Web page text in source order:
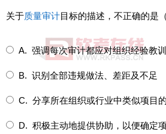
关于质量审计目标的描述，不正确的是（
A. 强调每次审计都应对组织经验教
B. 识别全部违规做法、差距及不足
C. 分享所在组织或行业中类似项目
D. 积极主动地提供协助，以便确定